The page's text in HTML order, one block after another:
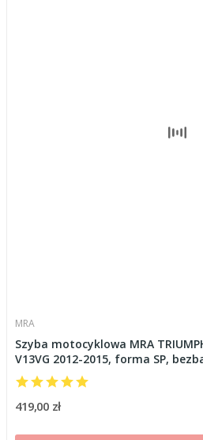
MRA
Szyba motocyklowa MRA
V13VG 2012-2015, forma SP,
419,00 zł